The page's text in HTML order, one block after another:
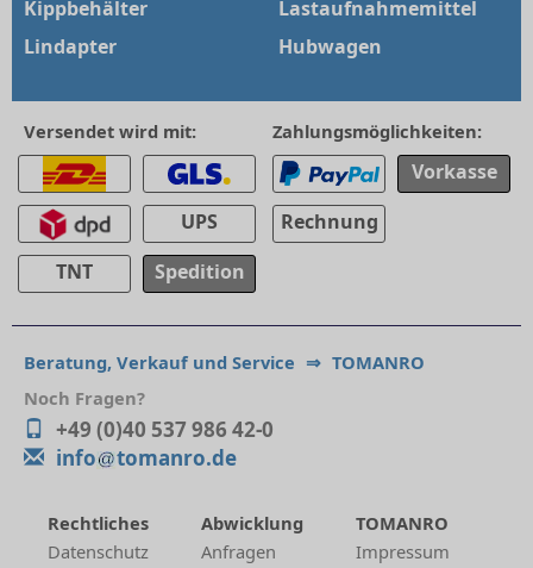
Kippbehälter
Lindapter
Lastaufnahmemittel
Hubwagen
Versendet wird mit:
UPS
TNT
Spedition
Zahlungsmöglichkeiten:
Vorkasse
Rechnung
Beratung, Verkauf und Service ⇒ TOMANRO
Noch Fragen?
+49 (0)40 537 986 42-0
info
tomanro.de
Rechtliches
Datenschutz
Abwicklung
Anfragen
TOMANRO
Impressum